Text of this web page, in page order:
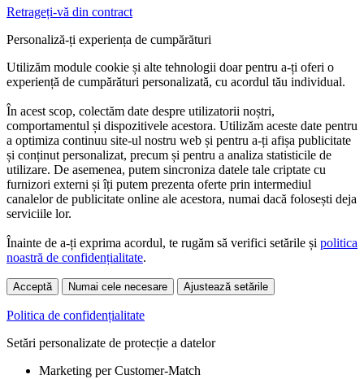
Retrageți-vă din contract
Personaliză-ți experiența de cumpărături
Utilizăm module cookie și alte tehnologii doar pentru a-ți oferi o
experiență de cumpărături personalizată, cu acordul tău individual.
În acest scop, colectăm date despre utilizatorii noștri,
comportamentul și dispozitivele acestora. Utilizăm aceste date pentru
a optimiza continuu site-ul nostru web și pentru a-ți afișa publicitate
și conținut personalizat, precum și pentru a analiza statisticile de
utilizare. De asemenea, putem sincroniza datele tale criptate cu
furnizori externi și îți putem prezenta oferte prin intermediul
canalelor de publicitate online ale acestora, numai dacă folosești deja
serviciile lor.
Înainte de a-ți exprima acordul, te rugăm să verifici setările și politica
noastră de confidențialitate.
Acceptă Numai cele necesare Ajustează setările
Politica de confidențialitate
Setări personalizate de protecție a datelor
Marketing per Customer-Match